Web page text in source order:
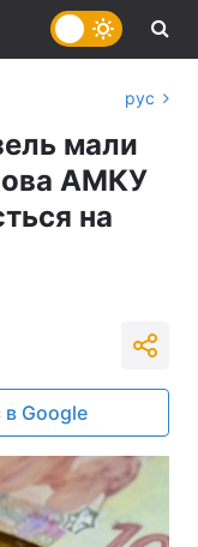
рус
мали
АМКУ
на
в Google